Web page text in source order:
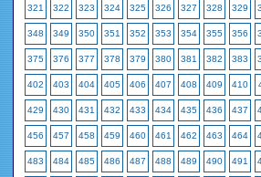
321 322 323 324 325 326 327 328 329
348 349 350 351 352 353 354 355 356
375 376 377 378 379 380 381 382 383
402 403 404 405 406 407 408 409 410
429 430 431 432 433 434 435 436 437
456 457 458 459 460 461 462 463 464
483 484 485 486 487 488 489 490 491